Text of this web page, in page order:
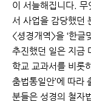
이 서늘해집니다. 무
서 사업을 감당했던
<셩경개역>을 ‘한글
추진했던 일은 지금
학교 교과서를 비롯
춤법통일안’에 따라
분들은 성경의 철자